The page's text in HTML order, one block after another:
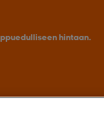
2 tai enemmän, saat -